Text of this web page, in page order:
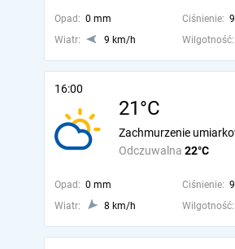
Opad: 0 mm Ciśnienie:
Wiatr:
9 km/h Wilgotność:
16:00
21°C
Odczuwalna 22°C
Zachmurzenie
Opad: 0 mm Ciśnienie:
Wiatr:
8 km/h Wilgotność: